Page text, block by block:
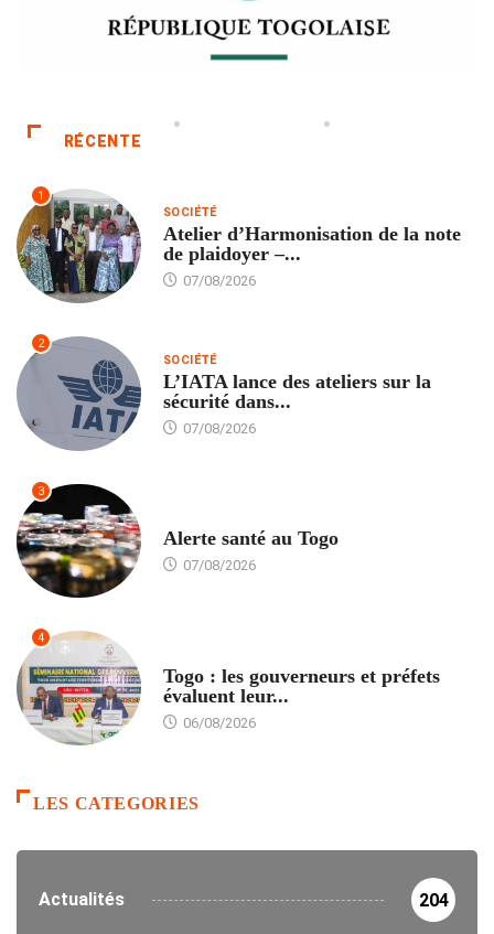
RÉCENTE
1
SOCIÉTÉ
Atelier d’Harmonisation de la note
de plaidoyer –...
07/08/2026
2
SOCIÉTÉ
L’IATA lance des ateliers sur la
sécurité dans...
07/08/2026
3
Alerte santé au Togo
07/08/2026
4
Togo : les gouverneurs et préfets
évaluent leur...
06/08/2026
LES CATEGORIES
Actualités 204